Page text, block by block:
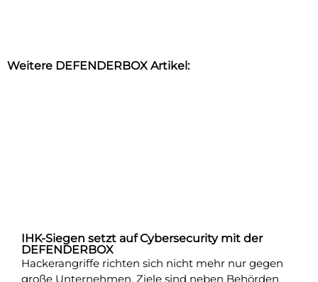
Weitere DEFENDERBOX Artikel:
IHK-Siegen setzt auf Cybersecurity mit der
DEFENDERBOX
Hackerangriffe richten sich nicht mehr nur gegen
große Unternehmen. Ziele sind neben Behörden